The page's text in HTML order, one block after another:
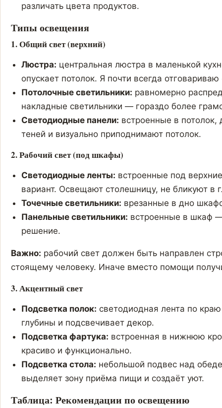
различать цвета продуктов.
Типы освещения
1. Общий свет (верхний)
Люстра: центральная люстра в маленькой
опускает потолок. Я почти всегда отговариваю
Потолочные светильники: равномерно
накладные светильники — гораздо более
Светодиодные панели: встроенные в
теней и визуально приподнимают потолок.
2. Рабочий свет (под шкафы)
Светодиодные ленты: встроенные под
вариант. Освещают столешницу, не бликуют в
Точечные светильники: врезанные в дно
Панельные светильники: встроенные в шкаф
решение.
Важно: рабочий свет должен быть направлен
стоящему человеку. Иначе вместо помощи
3. Акцентный свет
Подсветка полок: светодиодная лента по
глубины и подсвечивает декор.
Подсветка фартука: встроенная в нижнюю
красиво и функционально.
Подсветка стола: небольшой подвес над
выделяет зону приёма пищи и создаёт уют.
Таблица: Рекомендации по освещению